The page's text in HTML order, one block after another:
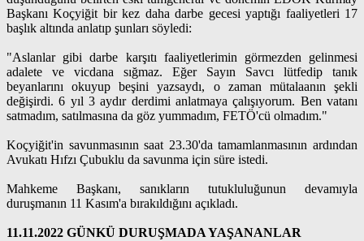
Başkanı Koçyiğit bir kez daha darbe gecesi yaptığı faaliyetleri 17
başlık altında anlatıp şunları söyledi:
"Aslanlar gibi darbe karşıtı faaliyetlerimin görmezden gelinmesi
adalete ve vicdana sığmaz. Eğer Sayın Savcı lütfedip tanık
beyanlarını okuyup beşini yazsaydı, o zaman mütalaanın şekli
değişirdi. 6 yıl 3 aydır derdimi anlatmaya çalışıyorum. Ben vatanı
satmadım, satılmasına da göz yummadım, FETÖ'cü olmadım."
Koçyiğit'in savunmasının saat 23.30'da tamamlanmasının ardından
Avukatı Hıfzı Çubuklu da savunma için süre istedi.
Mahkeme Başkanı, sanıkların tutukluluğunun devamıyla
duruşmanın 11 Kasım'a bırakıldığını açıkladı.
11.11.2022 GÜNKÜ DURUŞMADA YAŞANANLAR